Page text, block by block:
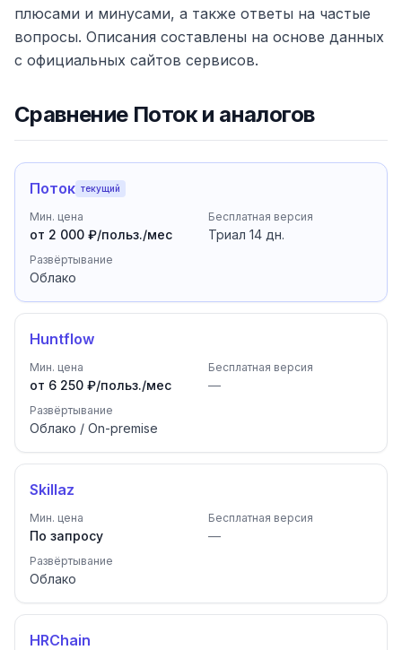
плюсами и минусами, а также ответы на частые
вопросы. Описания составлены на основе данных
с официальных сайтов сервисов.
Сравнение Потоки аналогов
Поток текущий
Мин. цена
от 2 000 ₽/польз./мес
Бесплатная версия
Триал 14 дн.
Развёртывание
Облако
Huntflow
Мин. цена
от 6 250 ₽/польз./мес
Бесплатная версия
—
Развёртывание
Облако / On-premise
Skillaz
Мин. цена
По запросу
Бесплатная версия
—
Развёртывание
Облако
HRChain